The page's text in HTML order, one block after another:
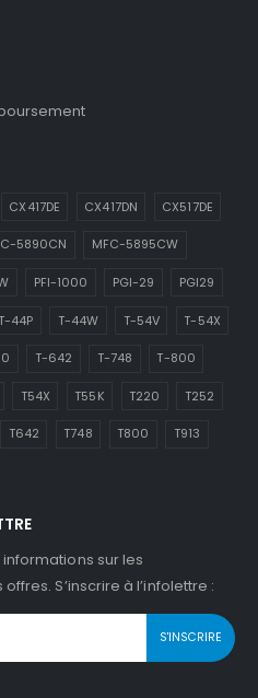
CX417DE CX417DN CX517DE
5890CN MFC-5895CW
PFI-1000 PGI-29 PGI29
T-44P T-44W T-54V T-54X
T-642 T-748 T-800
T54X T55K T220 T252
T642 T748 T800 T913
sur les
S’inscrire à l’infolettre :